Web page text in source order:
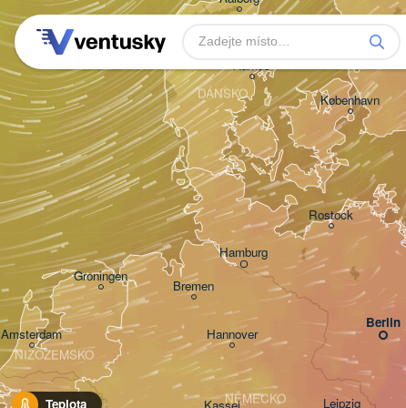
Teplota
Aarhus
DÁNSKO
Hamburg
Amsterdam
Bremen
Hannover
Groningen
NĚMECKO
NIZOZEMSKO
Berlin
København
Leipzig
Rostock